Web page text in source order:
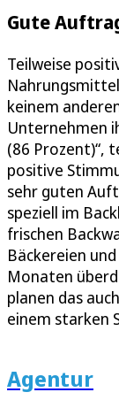
Gute
Teilweise
keinem
Unternehmen
(86 Prozent)“,
positive
sehr guten
speziell im
frischen
Bäckereien
Monaten
planen das
einem starken
Agentur